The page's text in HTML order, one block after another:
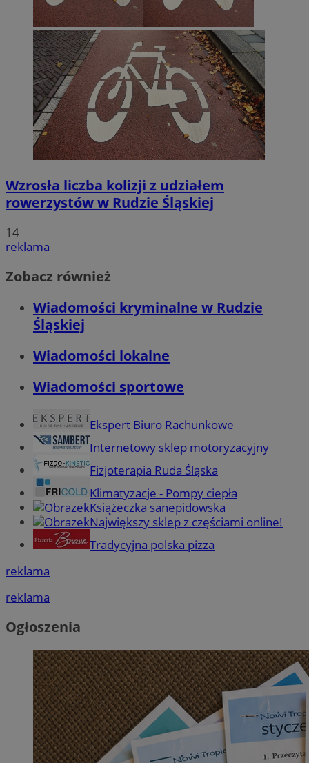
Wzrosła liczba kolizji z udziałem
rowerzystów w Rudzie Śląskiej
14
reklama
Zobacz również
Wiadomości kryminalne w Rudzie
Śląskiej
Wiadomości lokalne
Wiadomości sportowe
Ekspert Biuro Rachunkowe
Internetowy sklep motoryzacyjny
Fizjoterapia Ruda Śląska
Klimatyzacje - Pompy ciepła
Książeczka sanepidowska
Największy sklep z częściami online!
Tradycyjna polska pizza
reklama
reklama
Ogłoszenia